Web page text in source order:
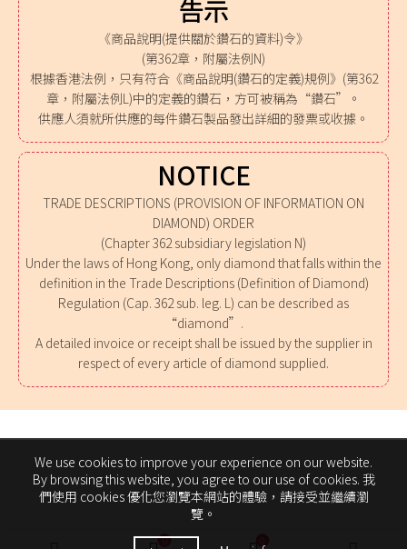
告示
《商品說明(提供關於鑽石的資料)令》
(第362章，附屬法例N)
根據香港法例，只有符合《商品說明(鑽石的定義)規例》(第362
章，附屬法例L)中的定義的鑽石，方可被稱為“鑽石”。
供應人須就所供應的每件鑽石製品發出詳細的發票或收據。
NOTICE
TRADE DESCRIPTIONS (PROVISION OF INFORMATION ON
DIAMOND) ORDER
(Chapter 362 subsidiary legislation N)
Under the laws of Hong Kong, only diamond that falls within the
definition in the Trade Descriptions (Definition of Diamond)
Regulation (Cap. 362 sub. leg. L) can be described as
“diamond”.
A detailed invoice or receipt shall be issued by the supplier in
respect of every article of diamond supplied.
0
We use cookies to improve your experience on our website.
By browsing this website, you agree to our use of cookies. 我
們使用 cookies 優化您瀏覽本網站的體驗，請接受並繼續瀏
覽。